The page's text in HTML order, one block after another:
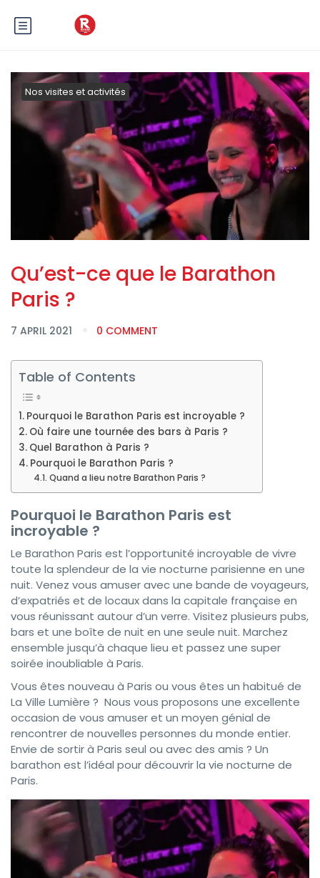
Nos visites et activités
Qu’est-ce que le Barathon
Paris ?
7 APRIL 2021 0 COMMENT
Table of Contents
Pourquoi le Barathon Paris est incroyable ?
Où faire une tournée des bars à Paris ?
Quel Barathon à Paris ?
Pourquoi le Barathon Paris ?
Quand a lieu notre Barathon Paris ?
Pourquoi le Barathon Paris est
incroyable ?
Le Barathon Paris est l’opportunité incroyable de vivre
toute la splendeur de la vie nocturne parisienne en une
nuit. Venez vous amuser avec une bande de voyageurs,
d’expatriés et de locaux dans la capitale française en
vous réunissant autour d’un verre. Visitez plusieurs pubs,
bars et une boîte de nuit en une seule nuit. Marchez
ensemble jusqu’à chaque lieu et passez une super
soirée inoubliable à Paris.
Vous êtes nouveau à Paris ou vous êtes un habitué de
La Ville Lumière ? Nous vous proposons une excellente
occasion de vous amuser et un moyen génial de
rencontrer de nouvelles personnes du monde entier.
Envie de sortir à Paris seul ou avec des amis ? Un
barathon est l’idéal pour découvrir la vie nocturne de
Paris.